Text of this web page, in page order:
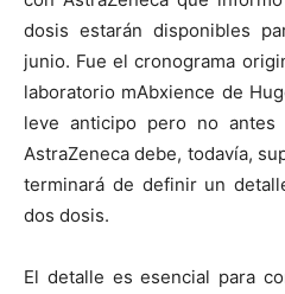
dosis estarán disponibles
junio. Fue el cronograma
laboratorio mAbxience de
leve anticipo pero no
AstraZeneca debe, todavía,
terminará de definir un
dos dosis.
El detalle es esencial para